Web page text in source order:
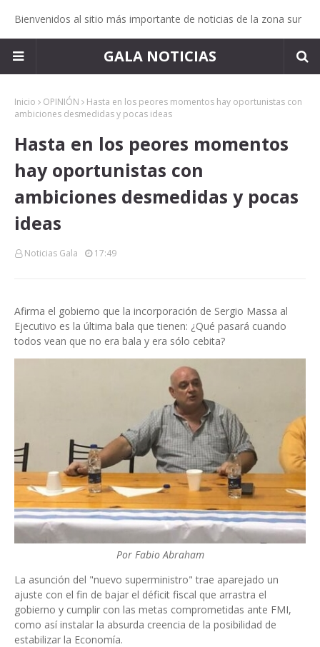
Bienvenidos al sitio más importante de noticias de la zona sur
GALA NOTICIAS
Inicio OPINIÓN
Hasta en los peores momentos hay oportunistas con
ambiciones desmedidas y pocas ideas
Hasta en los peores momentos
hay oportunistas con
ambiciones desmedidas y pocas
ideas
Noticias Gala 17:49
Afirma el gobierno que la incorporación de Sergio Massa al
Ejecutivo es la última bala que tienen: ¿Qué pasará cuando
todos vean que no era bala y era sólo cebita?
Por Fabio Abraham
La asunción del "nuevo superministro" trae aparejado un
ajuste con el fin de bajar el déficit fiscal que arrastra el
gobierno y cumplir con las metas comprometidas ante FMI,
como así instalar la absurda creencia de la posibilidad de
estabilizar la Economía.